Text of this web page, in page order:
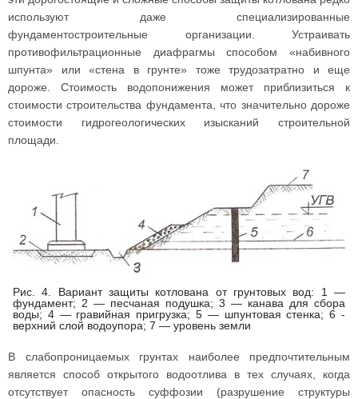
используют даже специализированные
фундаментостроительные организации. Устраивать
противофильтрационные диафрагмы способом «набивного
шпунта» или «стена в грунте» тоже трудозатратно и еще
дороже. Стоимость водопонижения может приблизиться к
стоимости строительства фундамента, что значительно дороже
стоимости гидрогеологических изысканий строительной
площади.
Рис. 4. Вариант защиты котлована от грунтовых вод: 1 —
фундамент; 2 — песчаная подушка; 3 — канава для сбора
воды; 4 — гравийная пригрузка; 5 — шпунтовая стенка; 6 -
верхний слой водоупора; 7 — уровень земли
В слабопроницаемых грунтах наиболее предпочтительным
является способ открытого водоотлива в тех случаях, когда
отсутствует опасность суффозии (разрушение структуры